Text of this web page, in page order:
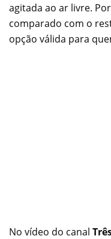
agitada ao ar livre.
comparado com o
opção válida para
No vídeo do canal